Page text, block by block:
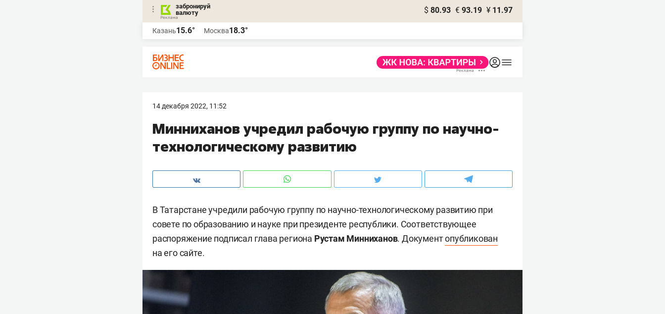
забронируй
валюту
$ 80.93 € 93.19 ¥ 11.97
Казань15.6° Москва18.3°
14 декабря 2022, 11:52
Минниханов учредил рабочую группу по научно-
технологическому развитию
В Татарстане учредили рабочую группу по научно-технологическому развитию при
совете по образованию и науке при президенте республики. Соответствующее
распоряжение подписал глава региона Рустам Минниханов. Документопубликован
на его сайте.